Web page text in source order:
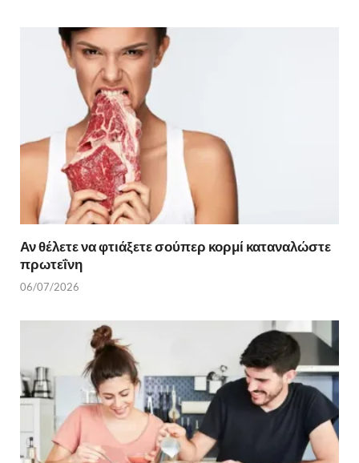
Αν θέλετε να φτιάξετε σούπερ κορμί καταναλώστε
πρωτεΐνη
06/07/2026